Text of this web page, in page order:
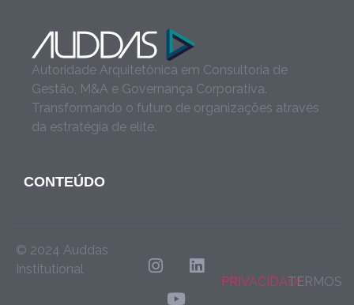
Autoridade Arquitetônica em Consultoria de
Gestão, M&A e Governança Corporativa.
Transformando o futuro de organizações através
da estratégia de elite.
CONTEÚDO
© 2024 Auddas
Institutional
PRIVACIDADETERMOS